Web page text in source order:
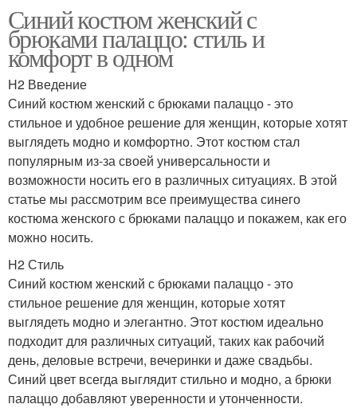
Синий костюм женский с
брюками палаццо: стиль и
комфорт в одном
H2 Введение
Синий костюм женский с брюками палаццо - это
стильное и удобное решение для женщин, которые хотят
выглядеть модно и комфортно. Этот костюм стал
популярным из-за своей универсальности и
возможности носить его в различных ситуациях. В этой
статье мы рассмотрим все преимущества синего
костюма женского с брюками палаццо и покажем, как его
можно носить.
H2 Стиль
Синий костюм женский с брюками палаццо - это
стильное решение для женщин, которые хотят
выглядеть модно и элегантно. Этот костюм идеально
подходит для различных ситуаций, таких как рабочий
день, деловые встречи, вечеринки и даже свадьбы.
Синий цвет всегда выглядит стильно и модно, а брюки
палаццо добавляют уверенности и утонченности.